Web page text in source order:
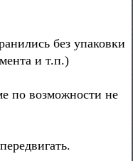
без упаковки
и т.п.)
по возможности не